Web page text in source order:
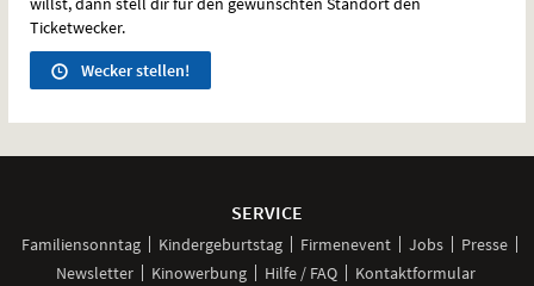
Ticketwecker.
Wecker stellen!
SERVICE
Familiensonntag Kindergeburtstag Firmenevent Jobs
Presse
Newsletter
Kinowerbung Hilfe / FAQ Kontaktformular